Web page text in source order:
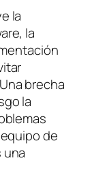
la
la
brecha
la
de